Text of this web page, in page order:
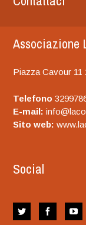
Associazione
Piazza Cavour 11
Telefono
E-mail:
Sito web:
Social